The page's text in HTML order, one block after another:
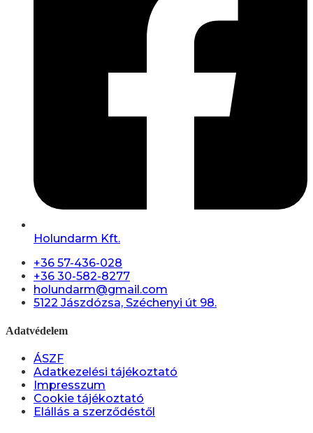
Holundarm Kft.
+36 57-436-028
+36 30-582-8277
holundarm@gmail.com
5122 Jászdózsa, Széchenyi út 98.
Adatvédelem
ÁSZF
Adatkezelési tájékoztató
Impresszum
Cookie tájékoztató
Elállás a szerződéstől